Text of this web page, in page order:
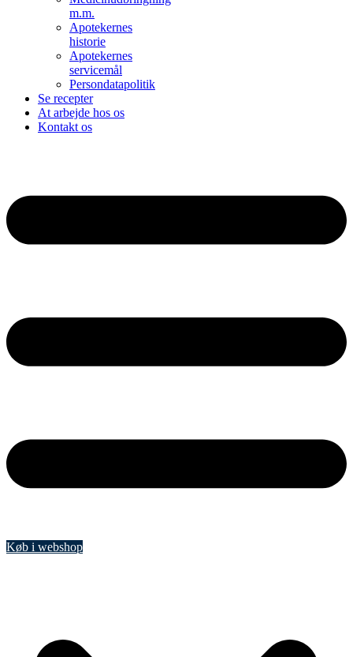
m.m.
Apotekernes
historie
Apotekernes
servicemål
Persondatapolitik
Se recepter
At arbejde hos os
Kontakt os
Køb i webshop